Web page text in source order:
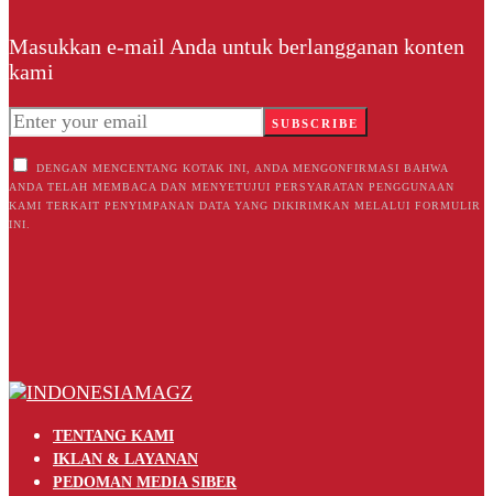
Masukkan e-mail Anda untuk berlangganan konten
kami
SUBSCRIBE
DENGAN MENCENTANG KOTAK INI, ANDA MENGONFIRMASI BAHWA
ANDA TELAH MEMBACA DAN MENYETUJUI PERSYARATAN PENGGUNAAN
KAMI TERKAIT PENYIMPANAN DATA YANG DIKIRIMKAN MELALUI FORMULIR
INI.
TENTANG KAMI
IKLAN & LAYANAN
PEDOMAN MEDIA SIBER